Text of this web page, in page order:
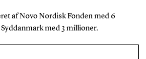
af Novo Nordisk Fonden med 6
med 3 millioner.